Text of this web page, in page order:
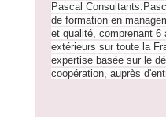
Pascal
de formation en
et qualité, comprenant 6
extérieurs sur toute la
expertise basée sur le
coopération, auprès